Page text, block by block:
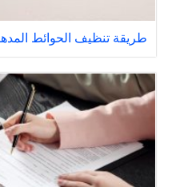
طريقة تنظيف الحوائط المدهونة